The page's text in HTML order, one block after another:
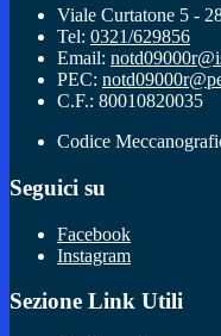
Viale Curtatone 5 -
Tel: 0321/629856
Email:
PEC:
C.F.: 80010820035
Codice
Seguici su
Facebook
Instagram
Sezione Link Utili